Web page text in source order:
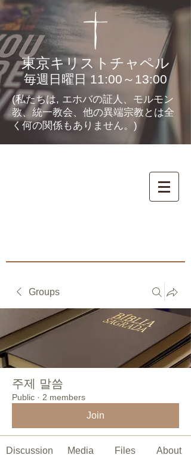
東京キリストチャペル
毎週日曜日 11:00～13:00
(私たちは, エホバの証人、モルモン
教、統一教会、他の異端宗教とは全
く何の関係もありません。)
Groups
주제 말씀
Public · 2 members
Join
Discussion Media Files About